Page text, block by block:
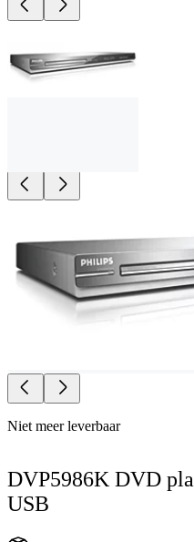
Niet meer leverbaar
DVP5986K DVD
USB